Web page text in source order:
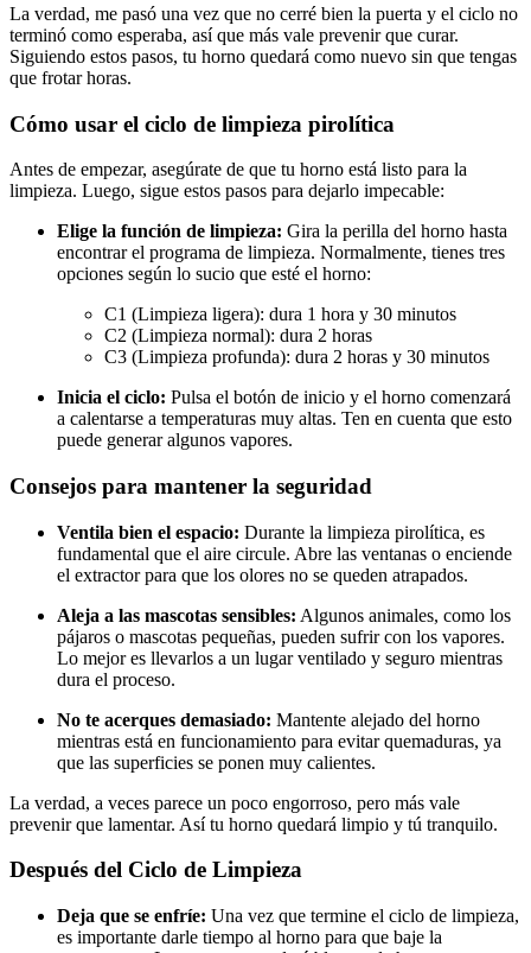
La verdad, me pasó una vez que no cerré bien la puerta y el ciclo no
terminó como esperaba, así que más vale prevenir que curar.
Siguiendo estos pasos, tu horno quedará como nuevo sin que tengas
que frotar horas.
Cómo usar el ciclo de limpieza pirolítica
Antes de empezar, asegúrate de que tu horno está listo para la
limpieza. Luego, sigue estos pasos para dejarlo impecable:
Elige la función de limpieza: Gira la perilla del horno hasta
encontrar el programa de limpieza. Normalmente, tienes tres
opciones según lo sucio que esté el horno:
C1 (Limpieza ligera): dura 1 hora y 30 minutos
C2 (Limpieza normal): dura 2 horas
C3 (Limpieza profunda): dura 2 horas y 30 minutos
Inicia el ciclo: Pulsa el botón de inicio y el horno comenzará
a calentarse a temperaturas muy altas. Ten en cuenta que esto
puede generar algunos vapores.
Consejos para mantener la seguridad
Ventila bien el espacio: Durante la limpieza pirolítica, es
fundamental que el aire circule. Abre las ventanas o enciende
el extractor para que los olores no se queden atrapados.
Aleja a las mascotas sensibles: Algunos animales, como los
pájaros o mascotas pequeñas, pueden sufrir con los vapores.
Lo mejor es llevarlos a un lugar ventilado y seguro mientras
dura el proceso.
No te acerques demasiado: Mantente alejado del horno
mientras está en funcionamiento para evitar quemaduras, ya
que las superficies se ponen muy calientes.
La verdad, a veces parece un poco engorroso, pero más vale
prevenir que lamentar. Así tu horno quedará limpio y tú tranquilo.
Después del Ciclo de Limpieza
Deja que se enfríe: Una vez que termine el ciclo de limpieza,
es importante darle tiempo al horno para que baje la